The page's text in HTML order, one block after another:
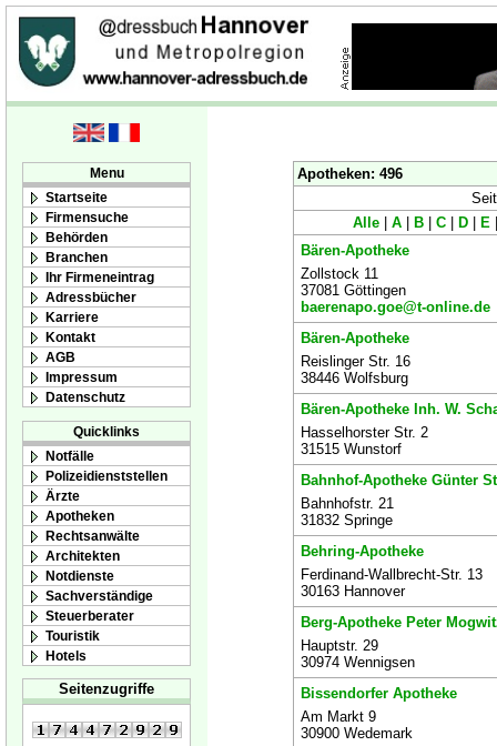
Menu
Startseite
Firmensuche
Behörden
Branchen
Ihr Firmeneintrag
Adressbücher
Karriere
Kontakt
AGB
Impressum
Datenschutz
Quicklinks
Notfälle
Polizeidienststellen
Ärzte
Apotheken
Rechtsanwälte
Architekten
Notdienste
Sachverständige
Steuerberater
Touristik
Hotels
Seitenzugriffe
Apotheken: 496
Alle
A B C D E
Bären-Apotheke
Zollstock 11
37081 Göttingen
baerenapo.goe@t-online.de
Bären-Apotheke
Reislinger Str. 16
38446 Wolfsburg
Bären-Apotheke Inh. W.
Hasselhorster Str. 2
31515 Wunstorf
Bahnhof-Apotheke Günter
Bahnhofstr. 21
31832 Springe
Behring-Apotheke
Ferdinand-Wallbrecht-Str. 13
30163 Hannover
Berg-Apotheke Peter
Hauptstr. 29
30974 Wennigsen
Bissendorfer Apotheke
Am Markt 9
30900 Wedemark